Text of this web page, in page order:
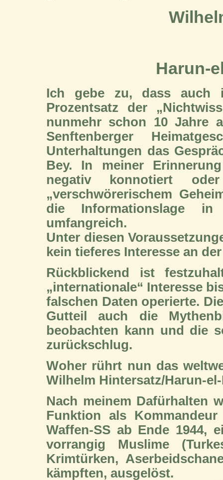
Harun-
Ich gebe zu, dass auch
Prozentsatz der
nunmehr schon 10 Jahre
Senftenberger
Unterhaltungen das
Bey. In meiner
negativ konnotiert
„verschwörerischem
die Informationslage
umfangreich.
Unter diesen
kein tieferes Interesse an
Rückblickend ist
„internationale“ Interesse
falschen Daten operierte.
Gutteil auch die
beobachten kann und die
zurückschlug.
Woher rührt nun das
Wilhelm Hintersatz/Harun-
Nach meinem Dafürhalten
Funktion als
Waffen-SS ab Ende 1944,
vorrangig Muslime
Krimtürken,
kämpften, ausgelöst.